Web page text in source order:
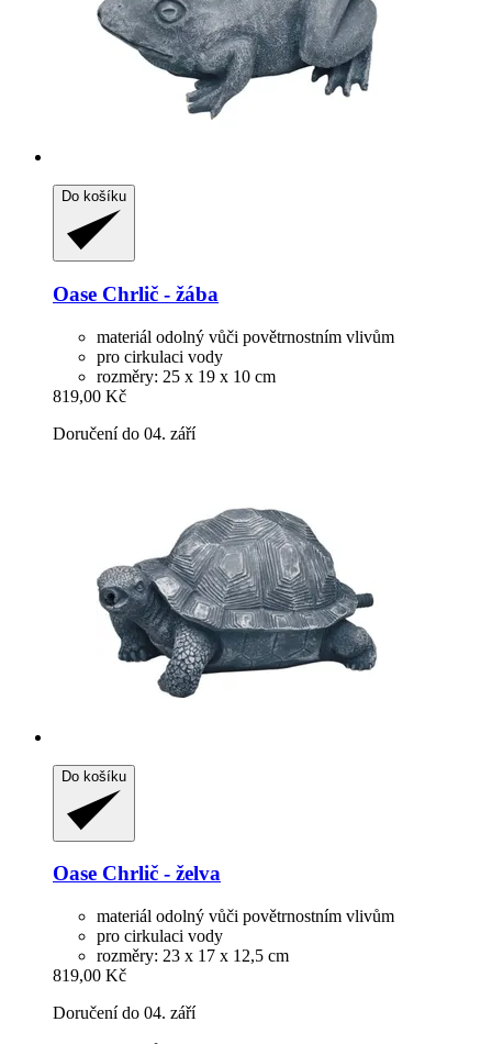
Do košíku
Oase Chrlič -​ žába
materiál odolný vůči povětrnostním vlivům
pro cirkulaci vody
rozměry: 25 x 19 x 10 cm
819,00 Kč
Doručení do 04. září
Do košíku
Oase Chrlič -​ želva
materiál odolný vůči povětrnostním vlivům
pro cirkulaci vody
rozměry: 23 x 17 x 12,5 cm
819,00 Kč
Doručení do 04. září